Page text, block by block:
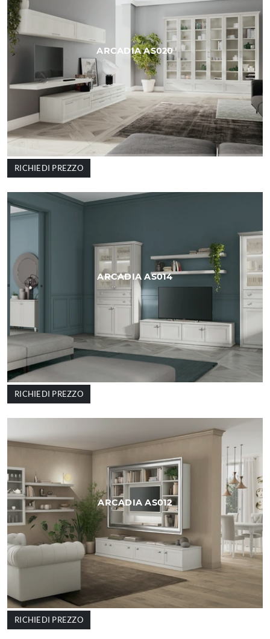
ARCADIA AS020
RICHIEDI PREZZO
ARCADIA AS014
RICHIEDI PREZZO
ARCADIA AS012
RICHIEDI PREZZO